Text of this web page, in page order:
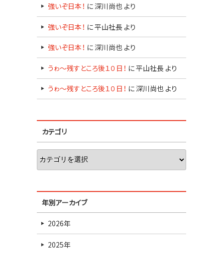
強いぞ日本！ に 深川尚也 より
強いぞ日本！ に平山社長 より
強いぞ日本！ に 深川尚也 より
うゎ～残すところ後１０日！ に平山社長 より
うゎ～残すところ後１０日！ に 深川尚也 より
カテゴリ
年別アーカイブ
2026年
2025年